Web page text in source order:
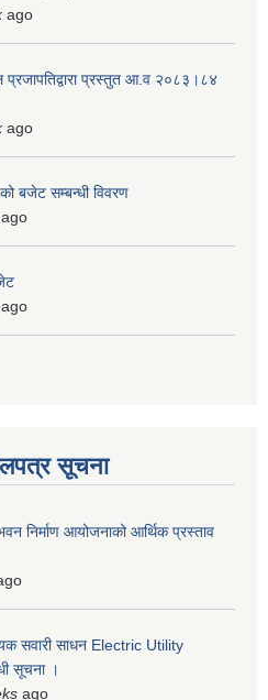
ago
प्रस्तुत आ.व‍ २०८३।८४
ago
बजेट सम्बन्धी विवरण
ago
सूचना
निर्माण आयोजनाको आर्थिक प्रस्ताव
सवारी साधन Electric Utility
सूचना ।
ago